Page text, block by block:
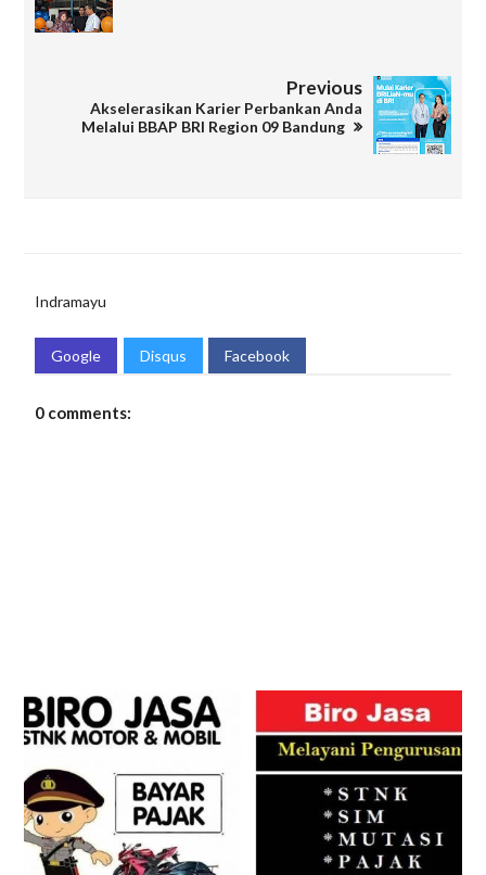
Previous
Akselerasikan Karier Perbankan Anda
Melalui BBAP BRI Region 09 Bandung
Indramayu
Google Disqus Facebook
0 comments: